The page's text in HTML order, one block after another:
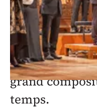
L’Histoire,
compositeurs,
aujourd’hui
Sebastian
grand
temps.